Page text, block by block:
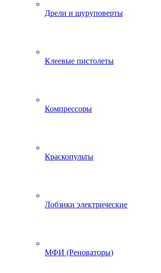
Дрели и шуруповерты
Клеевые пистолеты
Компрессоры
Краскопульты
Лобзики электрические
МФИ (Реноваторы)